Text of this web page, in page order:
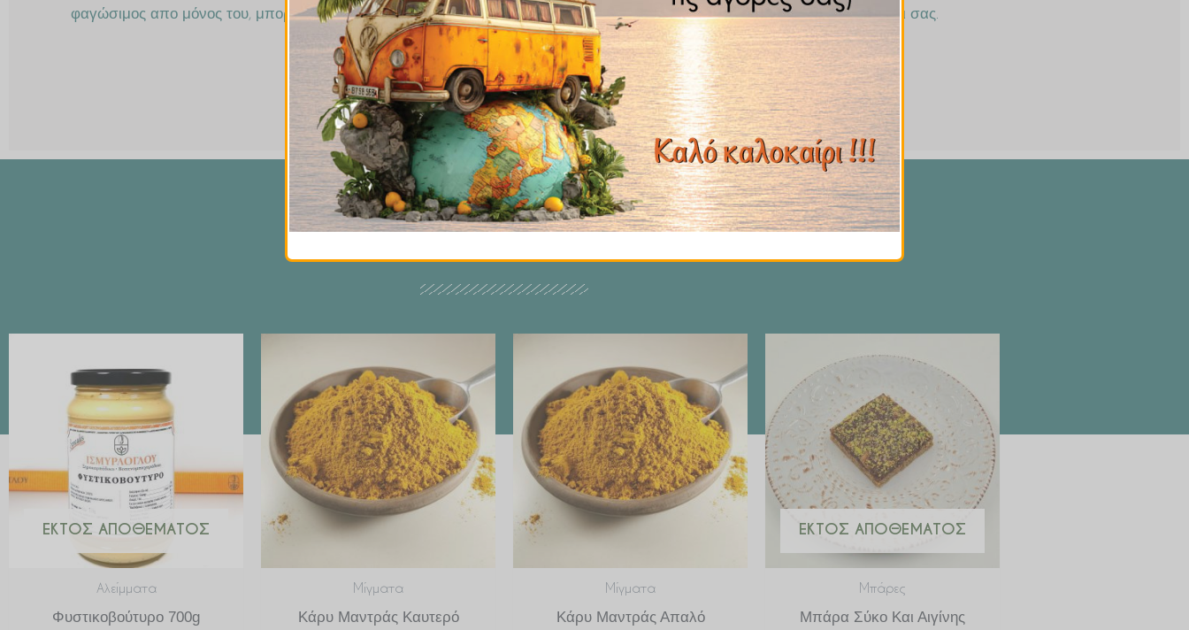
φαγώσιμος απο μόνος του, μπορείτε όμως να τον χρησιμοποιήσετε για να αρωματίσετε ένα σιρόπι ή την ζάχαρη στο βαζάκι σας.
ΙΣΩΣ ΣΑΣ ΑΡΕΣΟΥΝ
ΕΚΤΌΣ ΑΠΟΘΈΜΑΤΟΣ
Αλείμματα
Φυστικοβούτυρο 700g
Μίγματα
Κάρυ Μαντράς Καυτερό
€ 2.99
through
€ 29.90
Μίγματα
Κάρυ Μαντράς Απαλό
€ 2.99
through
€ 29.90
ΕΚΤΌΣ ΑΠΟΘΈΜΑΤΟΣ
Μπάρες
Μπάρα Σύκο Και Αιγίνης